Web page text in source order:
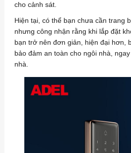
cho cảnh sát.
Hiện tại, có thể bạn chưa cần trang
nhưng công nhận rằng khi lắp đặt
bạn trở nên đơn giản, hiện đại hơn,
bảo đảm an toàn cho ngôi nhà,
nhà.